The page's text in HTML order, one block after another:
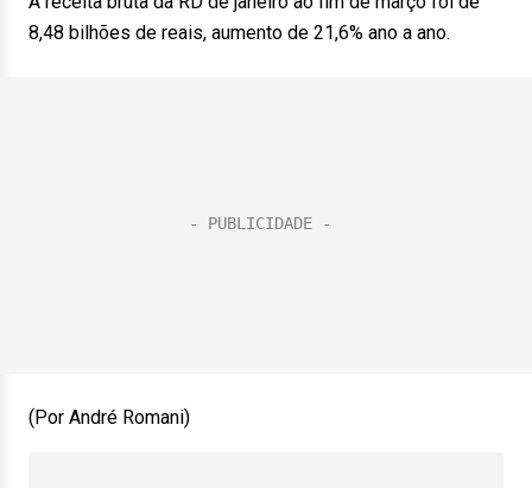
8,48 bilhões de reais, aumento de 21,6% ano a ano.
(Por André Romani)